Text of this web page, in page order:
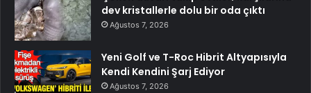
dev kristallerle dolu bir oda çıktı
Ağustos 7, 2026
Yeni Golf ve T-Roc Hibrit Altyapısıyla
Kendi Kendini Şarj Ediyor
Ağustos 7, 2026